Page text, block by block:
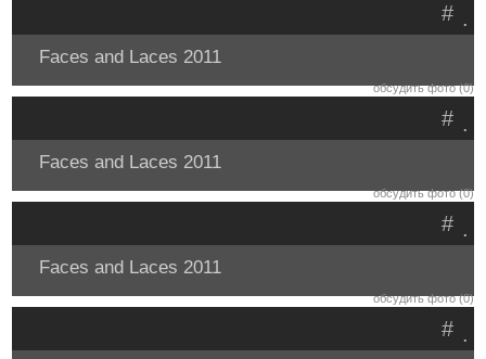
.
#
Faces and Laces 2011
обсудить фото (0)
.
#
Faces and Laces 2011
обсудить фото (0)
.
#
Faces and Laces 2011
обсудить фото (0)
.
#